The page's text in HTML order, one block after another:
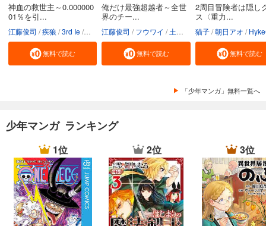
神血の救世主～0.000000
01％を引...
江藤俊司 疾狼 3rd Ie Studio No.9
無料で読む
俺だけ最強超越者～全世
界のチー...
江藤俊司 フウワイ 土田健太 3rd Ie maruco
無料で読む
2周目冒険者は隠し
ス〈重力...
猫子 朝日アオ
無料で読む
「少年マンガ」無料一覧へ
少年マンガ ランキング
1位 2位 3位